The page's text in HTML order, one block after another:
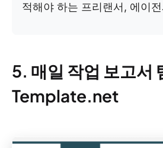
적해야 하는 프리랜서, 에이
5. 매일 작업 보고서
Template.net